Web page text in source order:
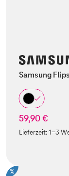
Samsung
59,90 €
Lieferzeit:1-3
%